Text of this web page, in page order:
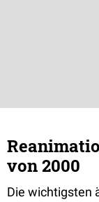
von 2000
Die wichtigsten